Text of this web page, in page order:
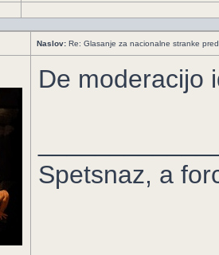
Naslov: Re: Glasanje za nacionalne stranke
De moderacijo
Spetsnaz, a